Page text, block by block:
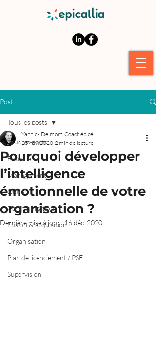
Post
Tous les posts
Entretiens
Management
Outils
Communication
Fusion & acquisition
Organisation
Plan de licenciement / PSE
Supervision
Tous les posts
Pourquoi développer
l’intelligence
émotionnelle de votre
organisation ?
Yannick Delmont, Coach épicé
25 nov. 2020 2 min de lecture
Dernière mise à jour :16 déc. 2020